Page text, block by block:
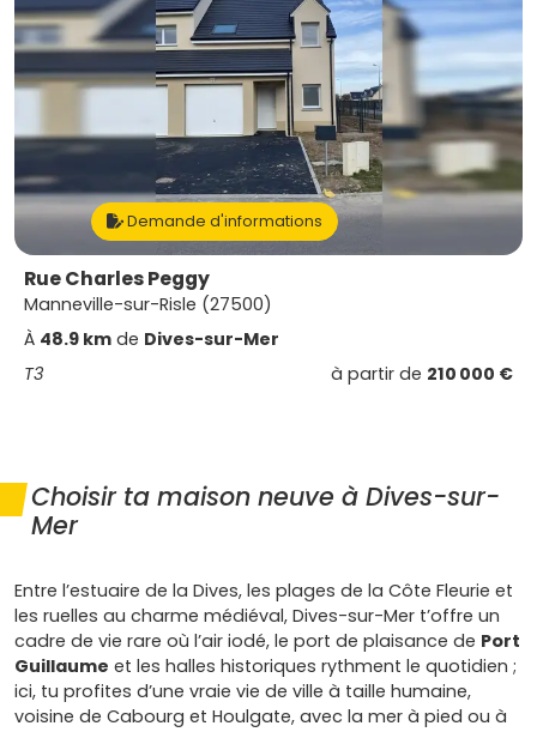
Demande d'informations
Rue Charles Peggy
Manneville-sur-Risle (27500)
À 48.9 km de Dives-sur-Mer
T3
à partir de 210 000 €
Choisir ta maison neuve à Dives-sur-
Mer
Entre l’estuaire de la Dives, les plages de la Côte Fleurie et
les ruelles au charme médiéval, Dives-sur-Mer t’offre un
cadre de vie rare où l’air iodé, le port de plaisance de Port
Guillaume et les halles historiques rythment le quotidien ;
ici, tu profites d’une vraie vie de ville à taille humaine,
voisine de Cabourg et Houlgate, avec la mer à pied ou à